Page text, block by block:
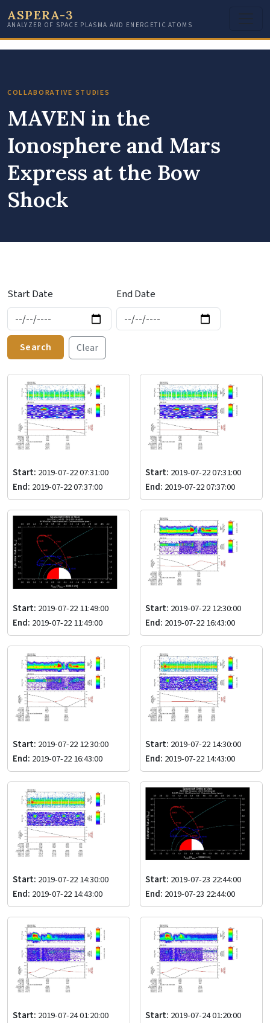
ASPERA-3
ANALYZER OF SPACE PLASMA AND ENERGETIC ATOMS
COLLABORATIVE STUDIES
MAVEN in the
Ionosphere and Mars
Express at the Bow
Shock
Start Date End Date
Search Clear
Start: 2019-07-22 07:31:00
End: 2019-07-22 07:37:00
Start: 2019-07-22 07:31:00
End: 2019-07-22 07:37:00
Start: 2019-07-22 11:49:00
End: 2019-07-22 11:49:00
Start: 2019-07-22 12:30:00
End: 2019-07-22 16:43:00
Start: 2019-07-22 12:30:00
End: 2019-07-22 16:43:00
Start: 2019-07-22 14:30:00
End: 2019-07-22 14:43:00
Start: 2019-07-22 14:30:00
End: 2019-07-22 14:43:00
Start: 2019-07-23 22:44:00
End: 2019-07-23 22:44:00
Start: 2019-07-24 01:20:00
Start: 2019-07-24 01:20:00